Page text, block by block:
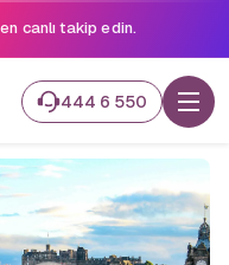
canlı takip edin.
444 6 550